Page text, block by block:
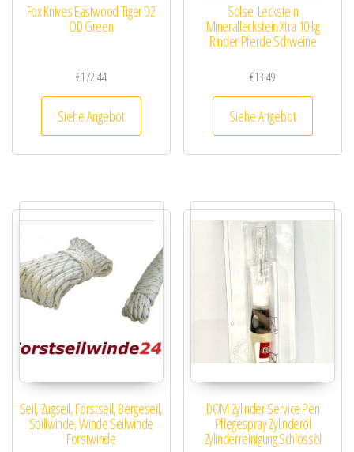
Fox Knives Eastwood Tiger D2
OD Green
€172.44
Siehe Angebot
Solsel Leckstein
Mineralleckstein Xtra 10 kg
Rinder Pferde Schweine
€13.49
Siehe Angebot
Seil, Zugseil, Forstseil, Bergeseil,
Spillwinde, Winde Seilwinde
Forstwinde
DOM Zylinder Service Pen
Pflegespray Zylinderöl
Zylinderreinigung Schlossöl